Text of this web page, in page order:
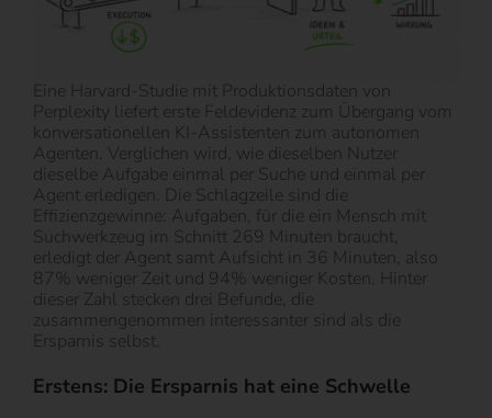
Eine Harvard-Studie mit Produktionsdaten von
Perplexity liefert erste Feldevidenz zum Übergang vom
konversationellen KI-Assistenten zum autonomen
Agenten. Verglichen wird, wie dieselben Nutzer
dieselbe Aufgabe einmal per Suche und einmal per
Agent erledigen. Die Schlagzeile sind die
Effizienzgewinne: Aufgaben, für die ein Mensch mit
Suchwerkzeug im Schnitt 269 Minuten braucht,
erledigt der Agent samt Aufsicht in 36 Minuten, also
87% weniger Zeit und 94% weniger Kosten. Hinter
dieser Zahl stecken drei Befunde, die
zusammengenommen interessanter sind als die
Ersparnis selbst.
Erstens: Die Ersparnis hat eine Schwelle